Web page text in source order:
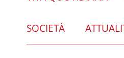
SOCIETÀ